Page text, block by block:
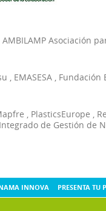
AMBILAMP Asociación
, EMASESA , Fundación
, PlasticsEurope ,
de Gestión de
INNOVA PRESENTA TU